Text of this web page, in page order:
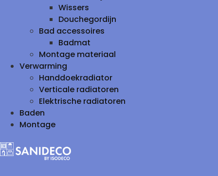
Wissers
Douchegordijn
Bad accessoires
Badmat
Montage materiaal
Verwarming
Handdoekradiator
Verticale radiatoren
Elektrische radiatoren
Baden
Montage